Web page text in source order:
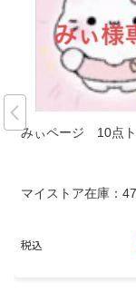
みぃページ 10点ト
マイストア在庫：
税込